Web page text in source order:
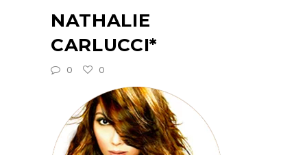
NATHALIE
CARLUCCI*
0 0